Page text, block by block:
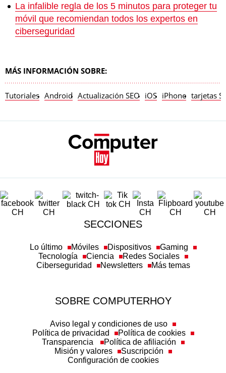
La infalible regla de los 5 minutos para proteger tu
móvil que recomiendan todos los expertos en
ciberseguridad
MÁS INFORMACIÓN SOBRE:
Tutoriales Android Actualización SEO iOS iPhone tarjetas
SECCIONES
Lo último Móviles Dispositivos
Gaming
Tecnología
Ciencia
Redes Sociales
Ciberseguridad
Newsletters Más temas
SOBRE COMPUTERHOY
Aviso legal y condiciones de uso
Política de privacidad
Política de cookies
Transparencia
Política de afiliación
Misión y valores
Suscripción
Configuración de cookies